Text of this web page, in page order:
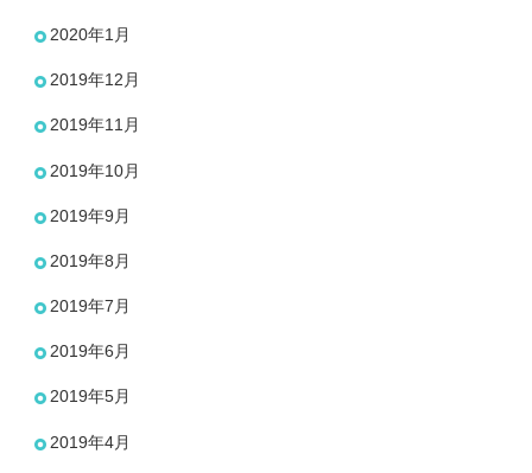
2020年1月
2019年12月
2019年11月
2019年10月
2019年9月
2019年8月
2019年7月
2019年6月
2019年5月
2019年4月